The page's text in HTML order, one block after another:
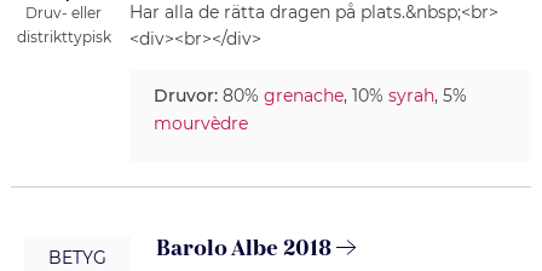
Druv- eller
distrikttypisk
Har alla de rätta dragen på plats.&nbsp;<br>
<div><br></div>
Druvor:80% grenache, 10% syrah, 5%
mourvèdre
BETYG Barolo Albe 2018